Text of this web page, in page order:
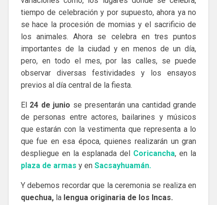
tiempo de celebración y por supuesto, ahora ya no
se hace la procesión de momias y el sacrificio de
los animales. Ahora se celebra en tres puntos
importantes de la ciudad y en menos de un día,
pero, en todo el mes, por las calles, se puede
observar diversas festividades y los ensayos
previos al día central de la fiesta.
El 24 de junio se presentarán una cantidad grande
de personas entre actores, bailarines y músicos
que estarán con la vestimenta que representa a lo
que fue en esa época, quienes realizarán un gran
despliegue en la esplanada del Coricancha, en la
plaza de armas y en Sacsayhuamán.
Y debemos recordar que la ceremonia se realiza en
quechua,la lengua originaria de los Incas.